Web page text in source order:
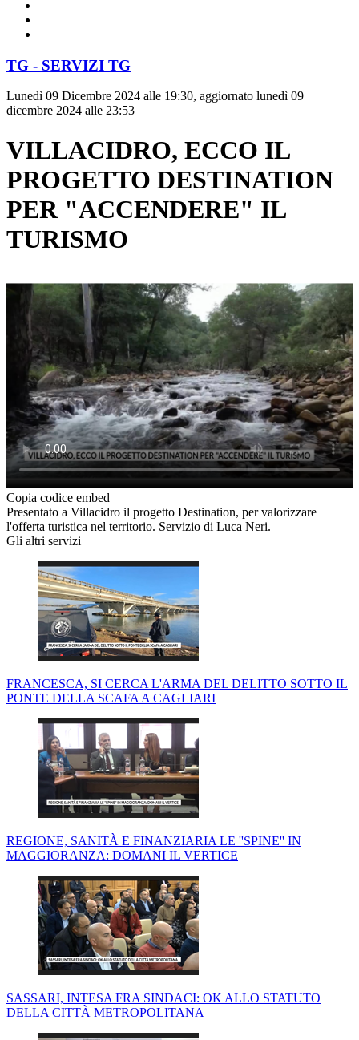
TG - SERVIZI TG
Lunedì 09 Dicembre 2024 alle 19:30, aggiornato lunedì 09
dicembre 2024 alle 23:53
VILLACIDRO, ECCO IL
PROGETTO DESTINATION
PER "ACCENDERE" IL
TURISMO
Copia codice embed
Presentato a Villacidro il progetto Destination, per valorizzare
l'offerta turistica nel territorio. Servizio di Luca Neri.
Gli altri servizi
FRANCESCA, SI CERCA L'ARMA DEL DELITTO SOTTO IL
PONTE DELLA SCAFA A CAGLIARI
REGIONE, SANITÀ E FINANZIARIA LE ''SPINE'' IN
MAGGIORANZA: DOMANI IL VERTICE
SASSARI, INTESA FRA SINDACI: OK ALLO STATUTO
DELLA CITTÀ METROPOLITANA